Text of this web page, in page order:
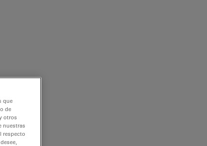
que
de
otros
nuestras
respecto